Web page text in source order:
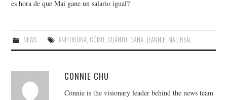
es hora de que Mai gane un salario igual?
NEWS ANFITRIONA, CÓMO, CUÁNTO, GANA, JEANNIE, MAI, REAL
CONNIE CHU
Connie is the visionary leader behind the news team